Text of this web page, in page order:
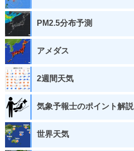
PM2.5分布予測
アメダス
2週間天気
気象予報士のポイント解説
世界天気